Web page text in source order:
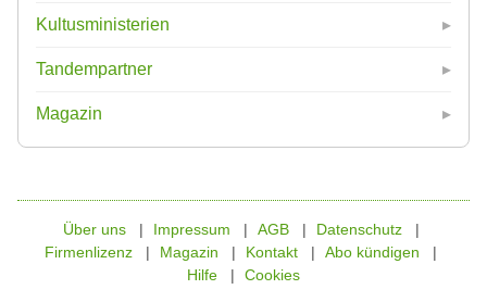
Kultusministerien
Tandempartner
Magazin
Über uns Impressum AGB
Datenschutz
Firmenlizenz
Magazin Kontakt
Abo kündigen
Hilfe
Cookies